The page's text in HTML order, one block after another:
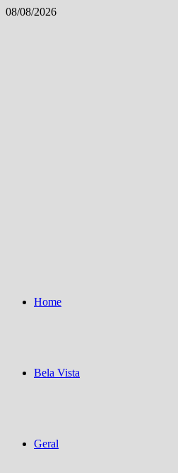
Skip
08/08/2026
Home
Bela Vista
Geral